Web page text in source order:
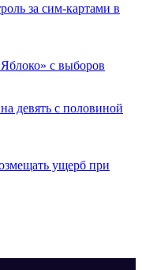
за сим-картами в
с выборов
девять с половиной
ущерб при